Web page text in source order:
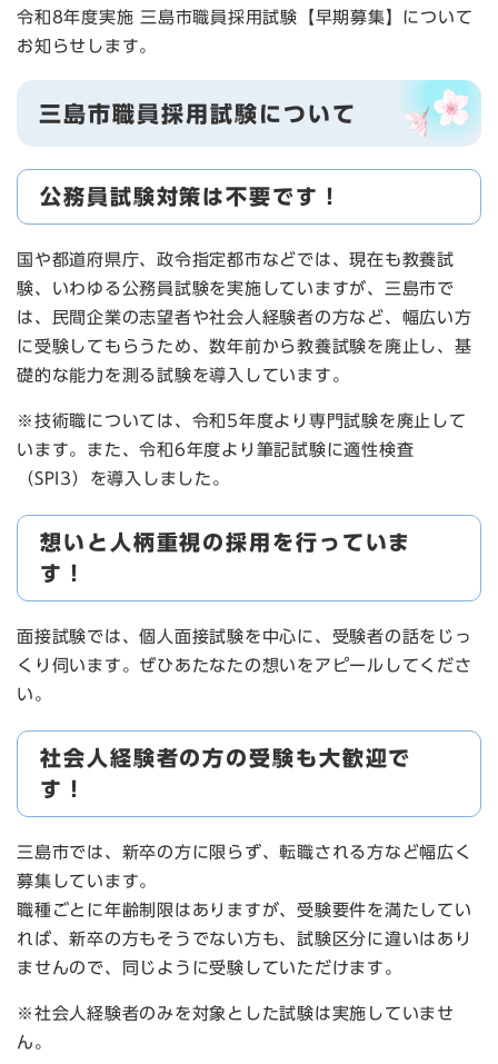
令和8年度実施 三島市職員採用試験【早期募集】について
お知らせします。
三島市職員採用試験について
公務員試験対策は不要です！
国や都道府県庁、政令指定都市などでは、現在も教養試
験、いわゆる公務員試験を実施していますが、三島市で
は、民間企業の志望者や社会人経験者の方など、幅広い方
に受験してもらうため、数年前から教養試験を廃止し、基
礎的な能力を測る試験を導入しています。
※技術職については、令和5年度より専門試験を廃止して
います。また、令和6年度より筆記試験に適性検査
（SPI3）を導入しました。
想いと人柄重視の採用を行っていま
す！
面接試験では、個人面接試験を中心に、受験者の話をじっ
くり伺います。ぜひあたなたの想いをアピールしてくださ
い。
社会人経験者の方の受験も大歓迎で
す！
三島市では、新卒の方に限らず、転職される方など幅広く
募集しています。
職種ごとに年齢制限はありますが、受験要件を満たしてい
れば、新卒の方もそうでない方も、試験区分に違いはあり
ませんので、同じように受験していただけます。
※社会人経験者のみを対象とした試験は実施していませ
ん。